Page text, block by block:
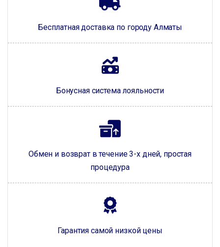
Бесплатная доставка по городу Алматы
Бонусная система лояльности
Обмен и возврат в течение 3-х дней, простая
процедура
Гарантия самой низкой цены